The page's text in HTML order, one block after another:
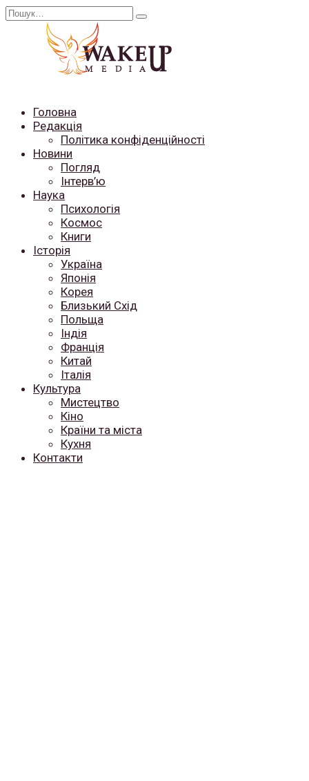
Перейти
Search
Головна
Редакція
Політика конфіденційності
Новини
Погляд
Інтерв’ю
Наука
Психологія
Космос
Книги
Історія
Україна
Японія
Корея
Близький Схід
Польща
Індія
Франція
Китай
Італія
Культура
Мистецтво
Кіно
Країни та міста
Кухня
Контакти